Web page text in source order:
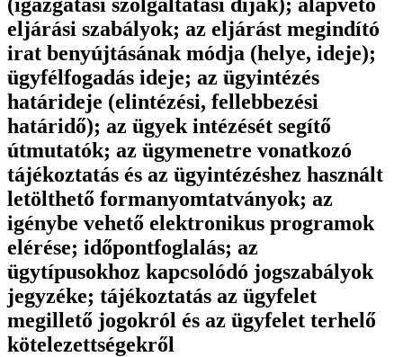
eljárási szabályok; az eljárást megindító
irat benyújtásának módja (helye, ideje);
ügyfélfogadás ideje; az ügyintézés
határideje (elintézési, fellebbezési
határidő); az ügyek intézését segítő
útmutatók; az ügymenetre vonatkozó
tájékoztatás és az ügyintézéshez használt
letölthető formanyomtatványok; az
igénybe vehető elektronikus programok
elérése; időpontfoglalás; az
ügytípusokhoz kapcsolódó jogszabályok
jegyzéke; tájékoztatás az ügyfelet
megillető jogokról és az ügyfelet terhelő
kötelezettségekről